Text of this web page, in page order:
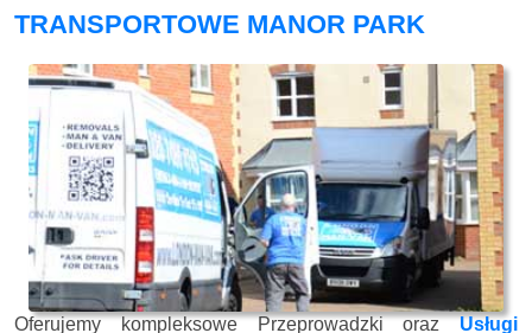
TRANSPORTOWE MANOR PARK
Oferujemy kompleksowe Przeprowadzki orazUsługi